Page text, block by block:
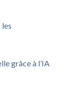
grâce à l’IA